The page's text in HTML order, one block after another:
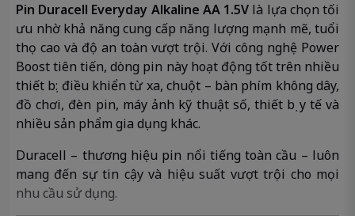
Pin Duracell Everyday Alkaline AA 1.5V là lựa chọn tối
ưu nhờ khả năng cung cấp năng lượng mạnh mẽ, tuổi
thọ cao và độ an toàn vượt trội. Với công nghệ Power
Boost tiên tiến, dòng pin này hoạt động tốt trên nhiều
thiết bị: điều khiển từ xa, chuột – bàn phím không dây,
đồ chơi, đèn pin, máy ảnh kỹ thuật số, thiết bị y tế và
nhiều sản phẩm gia dụng khác.
Duracell – thương hiệu pin nổi tiếng toàn cầu – luôn
mang đến sự tin cậy và hiệu suất vượt trội cho mọi
nhu cầu sử dụng.